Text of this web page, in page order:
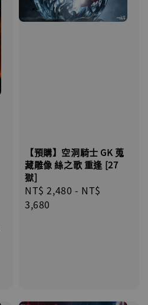
【預購】空洞騎士 GK 蒐
藏雕像 絲之歌 重逢 [27
獄]
Regular
price
NT$ 2,480 - NT$
3,680